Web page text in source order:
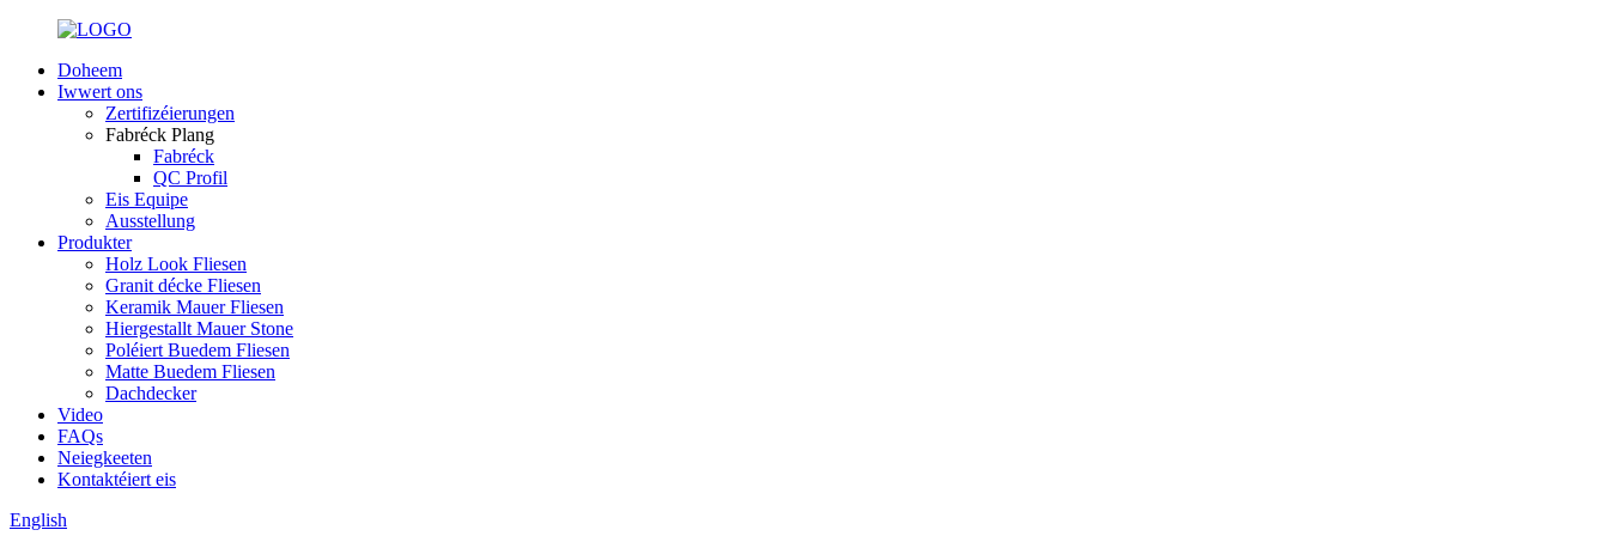
Doheem
Iwwert ons
Zertifizéierungen
Fabréck Plang
Fabréck
QC Profil
Eis Equipe
Ausstellung
Produkter
Holz Look Fliesen
Granit décke Fliesen
Keramik Mauer Fliesen
Hiergestallt Mauer Stone
Poléiert Buedem Fliesen
Matte Buedem Fliesen
Dachdecker
Video
FAQs
Neiegkeeten
Kontaktéiert eis
English